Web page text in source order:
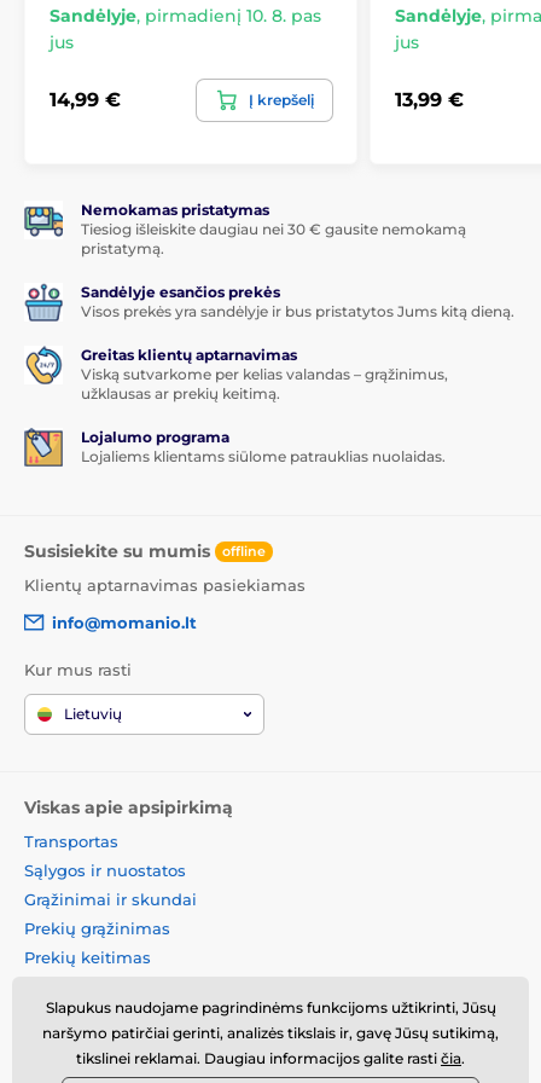
Sandėlyje, pirmadienį 10. 8. pas
jus
14,99 € Į krepšelį
Sandėlyje,
jus
13,99 €
Nemokamas pristatymas
Tiesiog išleiskite daugiau nei 30 € gausite nemokamą
pristatymą.
Sandėlyje esančios prekės
Visos prekės yra sandėlyje ir bus pristatytos Jums kitą dieną.
Greitas klientų aptarnavimas
Viską sutvarkome per kelias valandas – grąžinimus,
užklausas ar prekių keitimą.
Lojalumo programa
Lojaliems klientams siūlome patrauklias nuolaidas.
Susisiekite su mumis offline
Klientų aptarnavimas pasiekiamas
info@momanio.lt
Kur mus rasti
Lietuvių
Viskas apie apsipirkimą
Transportas
Sąlygos ir nuostatos
Grąžinimai ir skundai
Prekių grąžinimas
Prekių keitimas
Kontaktinė informacija
Informacija apie asmens
duomenų tvarkymą
Slapukus naudojame pagrindinėms funkcijoms užtikrinti, Jūsų
naršymo patirčiai gerinti, analizės tikslais ir, gavę Jūsų sutikimą,
tikslinei reklamai. Daugiau informacijos galite rasti čia.